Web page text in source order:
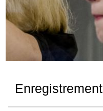
Enregistrement